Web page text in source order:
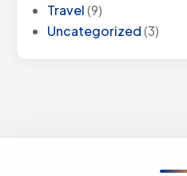
Travel(9)
Uncategorized(3)